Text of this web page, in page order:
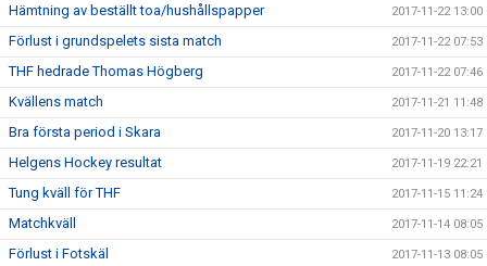
Hämtning av beställt toa/hushållspapper 2017-11-22 13:00
Förlust i grundspelets sista match 2017-11-22 07:53
THF hedrade Thomas Högberg 2017-11-22 07:46
Kvällens match 2017-11-21 11:48
Bra första period i Skara 2017-11-20 13:17
Helgens Hockey resultat 2017-11-19 22:21
Tung kväll för THF 2017-11-15 11:24
Matchkväll 2017-11-14 08:05
Förlust i Fotskäl 2017-11-13 08:05